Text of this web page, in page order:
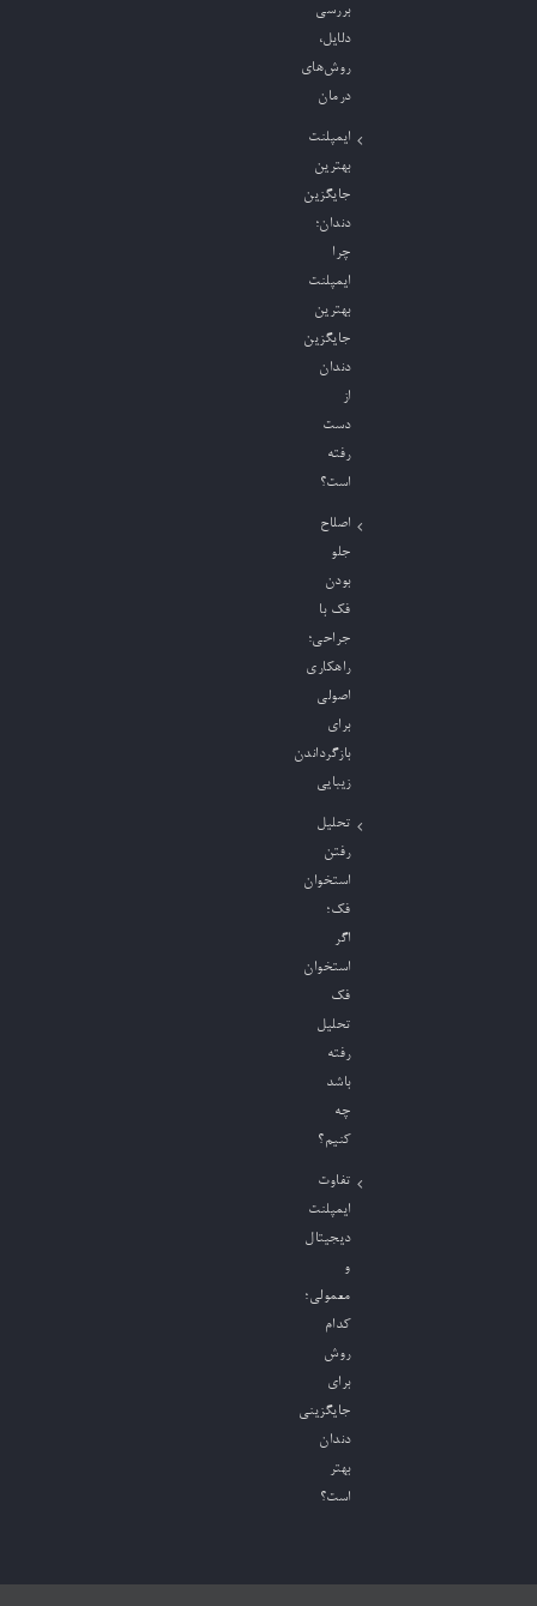
بررسی
دلایل،
روش‌های
درمان
ایمپلنت
بهترین
جایگزین
دندان؛
چرا
ایمپلنت
بهترین
جایگزین
دندان
از
دست
رفته
است؟
اصلاح
جلو
بودن
فک با
جراحی؛
راهکاری
اصولی
برای
بازگرداندن
زیبایی
تحلیل
رفتن
استخوان
فک؛
اگر
استخوان
فک
تحلیل
رفته
باشد
چه
کنیم؟
تفاوت
ایمپلنت
دیجیتال
و
معمولی؛
کدام
روش
برای
جایگزینی
دندان
بهتر
است؟